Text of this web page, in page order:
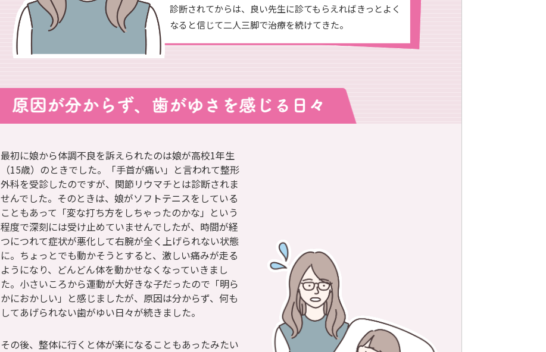
診断されてからは、良い先生に診てもらえればきっとよく
なると信じて二人三脚で治療を続けてきた。
最初に娘から体調不良を訴えられたのは娘が高校1年生
（15歳）のときでした。「手首が痛い」と言われて整形
外科を受診したのですが、関節リウマチとは診断されま
せんでした。そのときは、娘がソフトテニスをしている
こともあって「変な打ち方をしちゃったのかな」という
程度で深刻には受け止めていませんでしたが、時間が経
つにつれて症状が悪化して右腕が全く上げられない状態
に。ちょっとでも動かそうとすると、激しい痛みが走る
ようになり、どんどん体を動かせなくなっていきまし
た。小さいころから運動が大好きな子だったので「明ら
かにおかしい」と感じましたが、原因は分からず、何も
してあげられない歯がゆい日々が続きました。
その後、整体に行くと体が楽になることもあったみたい